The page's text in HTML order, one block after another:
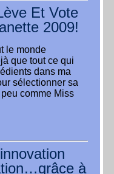
Et Vote
2009!
le monde
que tout ce qui
dans ma
sélectionner sa
comme Miss
à